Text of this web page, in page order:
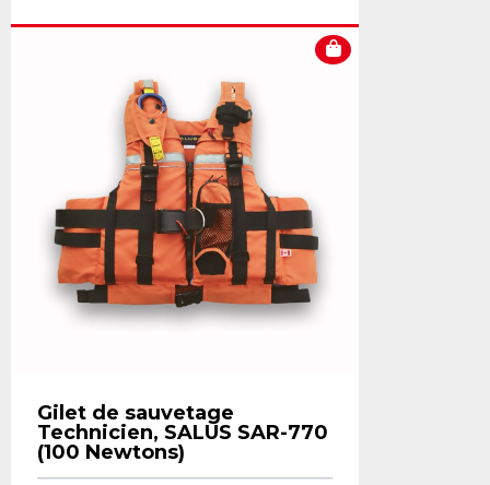
Gilet de sauvetage
Technicien, SALUS SAR-770
(100 Newtons)